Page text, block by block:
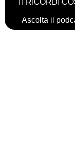
TI RICORDI
Ascolta il